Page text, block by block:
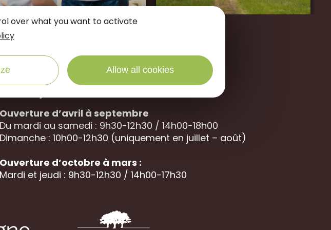
Office de Tourisme des Portes de Sologne
Ouverture d’avril à septembre
Du mardi au samedi : 9h30-12h30 / 14h00-18h00
Dimanche : 10h00-12h30 (uniquement en juillet – août)
Ouverture d’octobre à mars :
Mardi et jeudi : 9h30-12h30 / 14h00-17h30
over what you want to activate
Allow all cookies